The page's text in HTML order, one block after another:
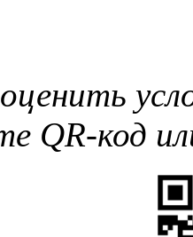
QR-код